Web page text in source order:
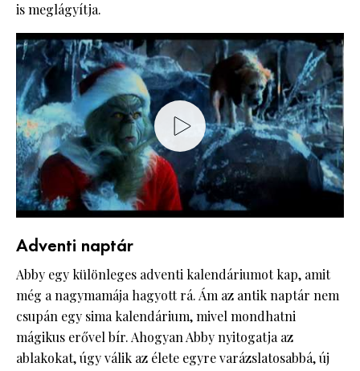
is meglágyítja.
Adventi naptár
Abby egy különleges adventi kalendáriumot kap, amit
még a nagymamája hagyott rá. Ám az antik naptár nem
csupán egy sima kalendárium, mivel mondhatni
mágikus erővel bír. Ahogyan Abby nyitogatja az
ablakokat, úgy válik az élete egyre varázslatosabbá, új